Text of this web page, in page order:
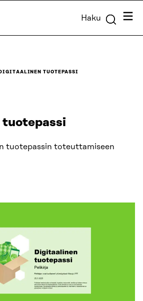
Haku
DIGITAALINEN TUOTEPASSI
tuotepassi
tuotepassin toteuttamiseen